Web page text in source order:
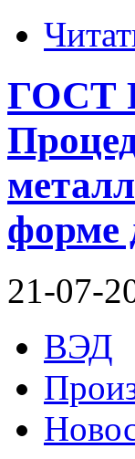
ГОСТ
форме
21-07-
ВЭД